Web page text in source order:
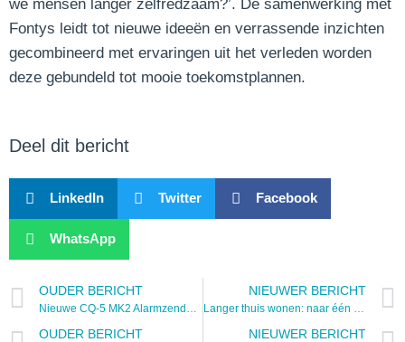
we mensen langer zelfredzaam?’. De samenwerking met
Fontys leidt tot nieuwe ideeën en verrassende inzichten
gecombineerd met ervaringen uit het verleden worden
deze gebundeld tot mooie toekomstplannen.
Deel dit bericht
LinkedIn Twitter Facebook
WhatsApp
OUDER BERICHT NIEUWER BERICHT
OUDER BERICHT NIEUWER BERICHT